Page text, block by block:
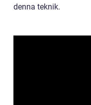
denna teknik.